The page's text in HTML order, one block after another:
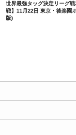
世界最強タッグ決定リーグ
戦】11月22日 東京・後楽園
版)